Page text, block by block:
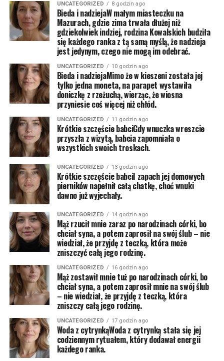
UNCATEGORIZED 8 godzin ago
Bieda i nadziejaW małym miasteczku na
Mazurach, gdzie zima trwała dłużej niż
gdziekolwiek indziej, rodzina Kowalskich budziła
się każdego ranka z tą samą myślą, że nadzieja
jest jedynym, czego nie mogą im odebrać.
UNCATEGORIZED 10 godzin ago
Bieda i nadziejaMimo że w kieszeni została jej
tylko jedna moneta, na parapet wystawiła
doniczkę z rzeżuchą, wierząc, że wiosna
przyniesie coś więcej niż chłód.
UNCATEGORIZED 11 godzin ago
Krótkie szczęście babciGdy wnuczka wreszcie
przyszła z wizytą, babcia zapomniała o
wszystkich swoich troskach.
UNCATEGORIZED 13 godzin ago
Krótkie szczęście babciI zapach jej domowych
pierników napełnił całą chatkę, choć wnuki
dawno już wyjechały.
UNCATEGORIZED 14 godzin ago
Mąż rzucił mnie zaraz po narodzinach córki, bo
chciał syna, a potem zaprosił na swój ślub – nie
wiedział, że przyjdę z teczką, która może
zniszczyć całą jego rodzinę.
UNCATEGORIZED 16 godzin ago
Mąż zostawił mnie tuż po narodzinach córki, bo
chciał syna, a potem zaprosił mnie na swój ślub
– nie wiedział, że przyjdę z teczką, która
zniszczy całą jego rodzinę.
UNCATEGORIZED 17 godzin ago
Woda z cytrynkąWoda z cytrynką stała się jej
codziennym rytuałem, który dodawał energii
każdego ranka.